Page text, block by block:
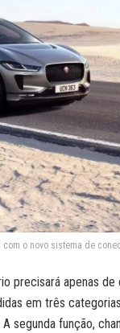
o novo sistema de
precisará apenas
em três
segunda função,